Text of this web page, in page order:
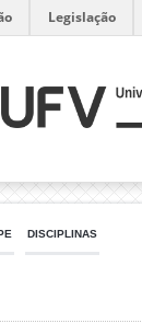
Legislação
DISCIPLINAS